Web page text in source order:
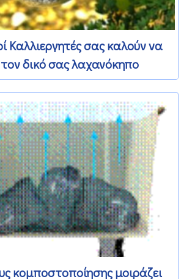
Καλλιεργητές σας καλούν να
δικό σας λαχανόκηπο
κομποστοποίησης μοιράζει